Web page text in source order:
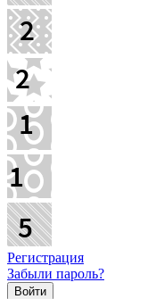
Регистрация
Забыли пароль?